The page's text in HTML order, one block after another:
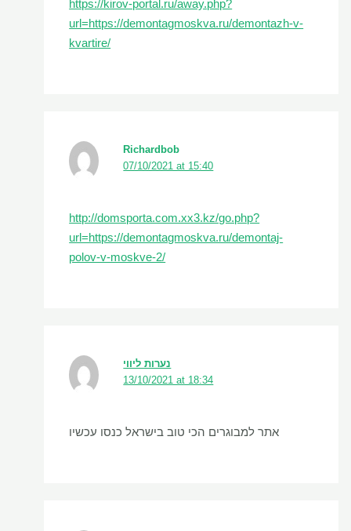
https://kirov-portal.ru/away.php?
url=https://demontagmoskva.ru/demontazh-v-
kvartire/
Richardbob
07/10/2021 at 15:40
http://domsporta.com.xx3.kz/go.php?
url=https://demontagmoskva.ru/demontaj-
polov-v-moskve-2/
נערות ליווי
13/10/2021 at 18:34
אתר למבוגרים הכי טוב בישראל כנסו עכשיו